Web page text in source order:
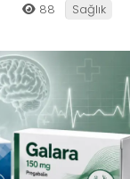
88 Sağlık